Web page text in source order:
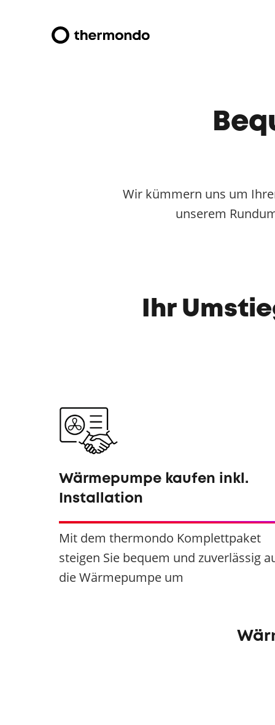
Wir kümmern uns um
unserem
Ihr
Wärmepumpe kaufen inkl.
Installation
Mit dem thermondo Komplettpaket
steigen Sie bequem und zuverlässig
die Wärmepumpe um